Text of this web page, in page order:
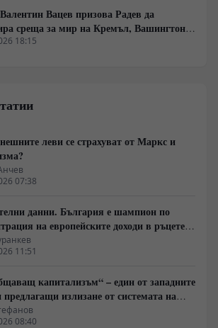
Вацев призова Радев да
среща за мир на Кремъл, Вашингтон и
България
18:15
леви се страхуват от Маркс и
07:38
данни. България е шампион по
на европейските доходи в ръцете
1%, надминава и САЩ
11:51
капитализъм“ – един от западните
излизане от системата на
08:40